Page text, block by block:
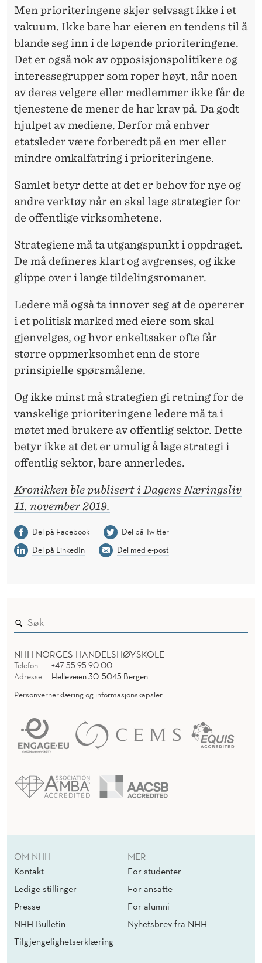
Men prioriteringene skjer selvsagt ikke i et
vakuum. Ikke bare har eieren en tendens til å
blande seg inn i de løpende prioriteringene.
Det er også nok av opposisjonspolitikere og
interessegrupper som roper høyt, når noen
av deres velgere eller medlemmer ikke får de
tjenestene de mener de har krav på. Da godt
hjulpet av mediene. Derfor må enhver
etatsleder være forberedt på en mer eller
mindre omkalfatring i prioriteringene.
Samlet betyr dette at det er behov for nye og
andre verktøy når en skal lage strategier for
de offentlige virksomhetene.
Strategiene må ta utgangspunkt i oppdraget.
De må defineres klart og avgrenses, og ikke
glippe over i lange tildelingsromaner.
Ledere må også ta innover seg at de opererer
i et politisk marked med eiere som skal
gjenvelges, og hvor enkeltsaker ofte får
større oppmerksomhet enn de store
prinsipielle spørsmålene.
Og ikke minst må strategien gi retning for de
vanskelige prioriteringene ledere må ta i
møtet med brukere av offentlig sektor. Dette
betyr ikke at det er umulig å lage strategi i
offentlig sektor, bare annerledes.
Kronikken ble publisert i Dagens Næringsliv
11. november 2019.
Del på Facebook
Del på Twitter
Del på LinkedIn
Del med e-post
NHH NORGES HANDELSHØYSKOLE
Telefon
+47 55 95 90 00
Adresse
Helleveien 30, 5045 Bergen
Personvernerklæring og informasjonskapsler
OM NHH
Kontakt
Ledige stillinger
Presse
NHH Bulletin
Tilgjengelighetserklæring
MER
For studenter
For ansatte
For alumni
Nyhetsbrev fra NHH